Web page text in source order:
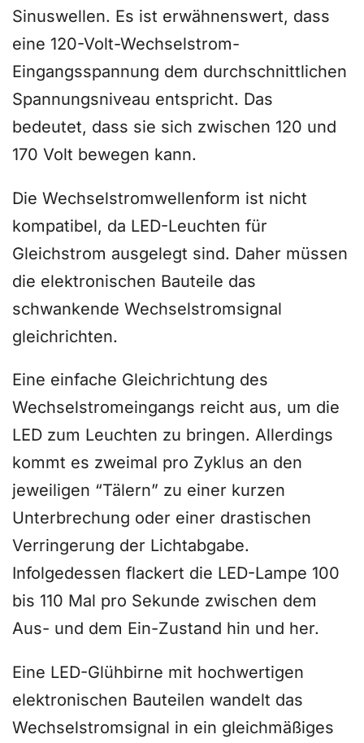
Sinuswellen. Es ist erwähnenswert, dass
eine 120-Volt-Wechselstrom-
Eingangsspannung dem durchschnittlichen
Spannungsniveau entspricht. Das
bedeutet, dass sie sich zwischen 120 und
170 Volt bewegen kann.
Die Wechselstromwellenform ist nicht
kompatibel, da LED-Leuchten für
Gleichstrom ausgelegt sind. Daher müssen
die elektronischen Bauteile das
schwankende Wechselstromsignal
gleichrichten.
Eine einfache Gleichrichtung des
Wechselstromeingangs reicht aus, um die
LED zum Leuchten zu bringen. Allerdings
kommt es zweimal pro Zyklus an den
jeweiligen “Tälern” zu einer kurzen
Unterbrechung oder einer drastischen
Verringerung der Lichtabgabe.
Infolgedessen flackert die LED-Lampe 100
bis 110 Mal pro Sekunde zwischen dem
Aus- und dem Ein-Zustand hin und her.
Eine LED-Glühbirne mit hochwertigen
elektronischen Bauteilen wandelt das
Wechselstromsignal in ein gleichmäßiges